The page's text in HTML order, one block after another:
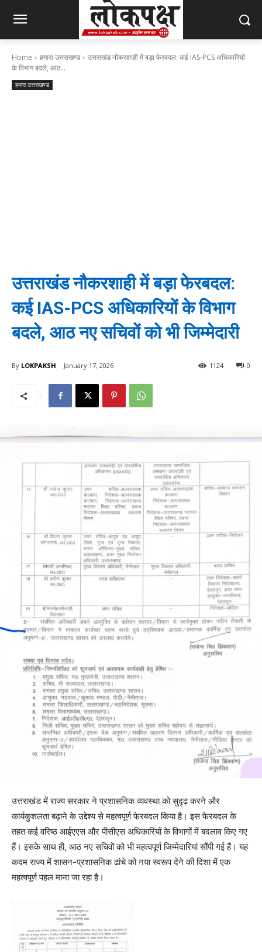
Home हमारा उत्तराखण्ड
उत्तराखंड नौकरशाही में बड़ा फेरबदल: कई IAS-PCS अधिकारियों
के विभाग बदले, आठ...
हमारा उत्तराखण्ड
उत्तराखंड नौकरशाही में बड़ा फेरबदल:
कई IAS-PCS अधिकारियों के विभाग
बदले, आठ नए सचिवों को भी जिम्मेदारी
By LOKPAKSH January 17, 2026 0
1124
उत्तराखंड में राज्य सरकार ने प्रशासनिक व्यवस्था को सुदृढ़ करने और
कार्यकुशलता बढ़ाने के उद्देश्य से महत्वपूर्ण फेरबदल किया है। इस फेरबदल के
तहत कई वरिष्ठ आईएएस और पीसीएस अधिकारियों के विभागों में बदलाव किए गए
हैं। इसके साथ ही, आठ नए सचिवों को भी महत्वपूर्ण जिम्मेदारियां सौंपी गई हैं। यह
कदम राज्य में शासन-प्रशासनिक ढांचे को नया स्वरूप देने की दिशा में एक
महत्वपूर्ण पहल माना जा रहा है।